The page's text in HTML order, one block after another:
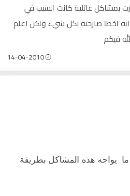
بمشاكل عائلية كانت السبب في
اخطا صارحته بكل شيء ولكن اعلم
فيكم
يواجه هذه المشاكل بطريقة